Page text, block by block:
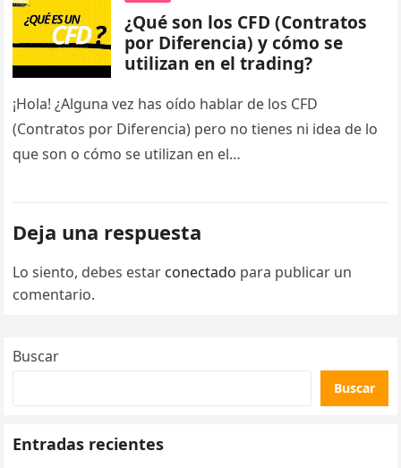
¿Qué son los CFD (Contratos
por Diferencia) y cómo se
utilizan en el trading?
¡Hola! ¿Alguna vez has oído hablar de los CFD
(Contratos por Diferencia) pero no tienes ni idea de lo
que son o cómo se utilizan en el…
Deja una respuesta
Lo siento, debes estar conectado para publicar un
comentario.
Buscar
Buscar
Entradas recientes